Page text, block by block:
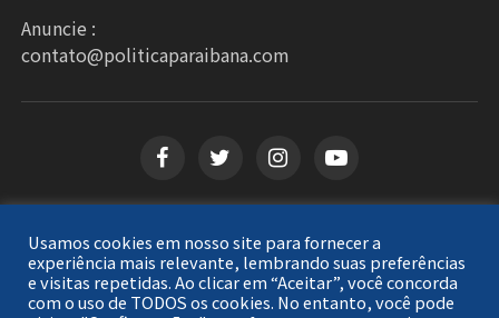
Anuncie :
contato@politicaparaibana.com
Copyright © 2026Política Paraibana. Todos os
direitos reservados.
Usamos cookies em nosso site para fornecer a
experiência mais relevante, lembrando suas preferências
e visitas repetidas. Ao clicar em “Aceitar”, você concorda
com o uso de TODOS os cookies. No entanto, você pode